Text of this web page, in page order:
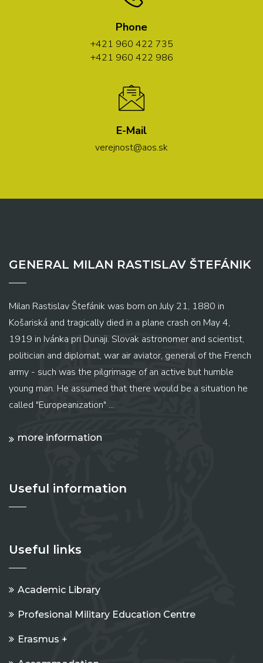
Phone
+421 960 422 735
+421 960 422 986
E-Mail
verejnost@aos.sk
GENERAL MILAN RASTISLAV ŠTEFÁNIK
Milan Rastislav Štefánik was born on July 21, 1880 in
Košariská and tragically died in a plane crash on May 4,
1919 in Ivánka pri Dunaji. Slovak astronomer and scientist,
politician and diplomat, war air aviator, general of the French
army - such was the pilgrimage of an active but humble
young man. He assumed that there would be a situation he
called "Europeanization" ...
more information
Useful information
Useful links
Academic Library
Profesional Military Education Centre
Erasmus +